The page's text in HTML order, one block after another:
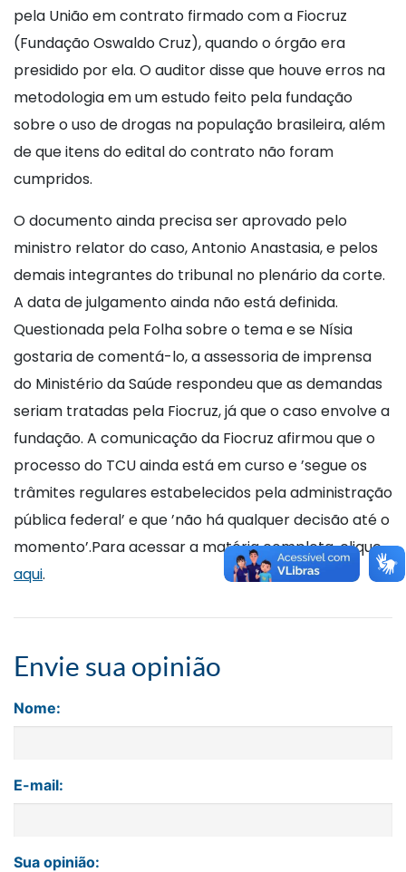
pela União em contrato firmado com a Fiocruz
(Fundação Oswaldo Cruz), quando o órgão era
presidido por ela. O auditor disse que houve erros na
metodologia em um estudo feito pela fundação
sobre o uso de drogas na população brasileira, além
de que itens do edital do contrato não foram
cumpridos.
O documento ainda precisa ser aprovado pelo
ministro relator do caso, Antonio Anastasia, e pelos
demais integrantes do tribunal no plenário da corte.
A data de julgamento ainda não está definida.
Questionada pela Folha sobre o tema e se Nísia
gostaria de comentá-lo, a assessoria de imprensa
do Ministério da Saúde respondeu que as demandas
seriam tratadas pela Fiocruz, já que o caso envolve a
fundação. A comunicação da Fiocruz afirmou que o
processo do TCU ainda está em curso e ’segue os
trâmites regulares estabelecidos pela administração
pública federal’ e que ’não há qualquer decisão até o
momento’.Para acessar a matéria completa, clique
aqui.
Envie sua opinião
Nome:
E-mail:
Sua opinião: